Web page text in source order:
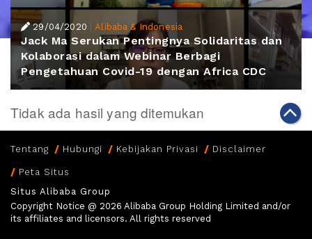
29/04/2020 Alibaba & Indonesia
Jack Ma Serukan Pentingnya Solidaritas dan
Kolaborasi dalam Webinar Berbagi
Pengetahuan Covid-19 dengan Africa CDC
Tidak ada hasil yang ditemukan
Tentang Hubungi Kebijakan Privasi Disclaimer
Peta Situs
Situs Alibaba Group
Copyright Notice @ 2026 Alibaba Group Holding Limited and/or
its affiliates and licensors. All rights reserved